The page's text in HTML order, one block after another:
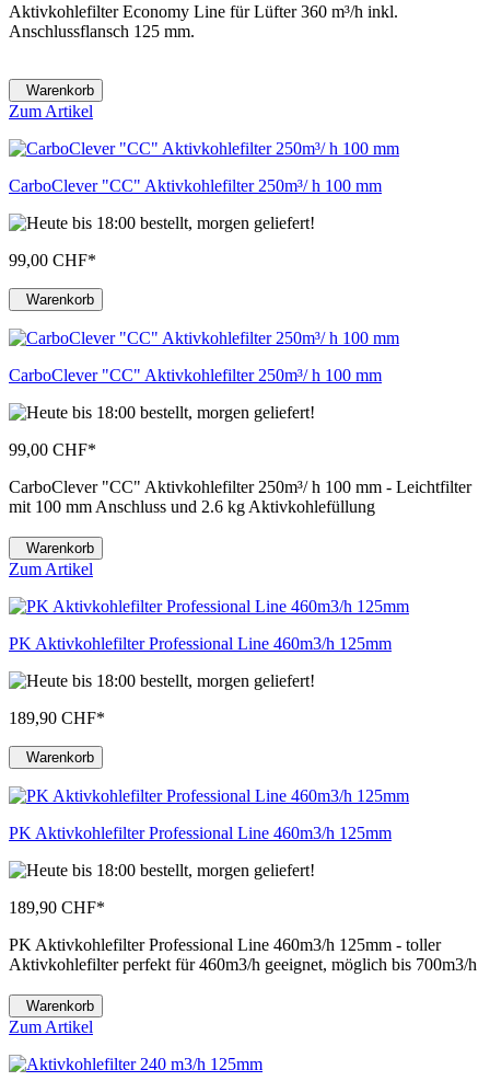
Aktivkohlefilter Economy Line für Lüfter 360 m³/h inkl.
Anschlussflansch 125 mm.
Warenkorb
Zum Artikel
CarboClever "CC" Aktivkohlefilter 250m³/ h 100 mm
99,00 CHF*
Warenkorb
CarboClever "CC" Aktivkohlefilter 250m³/ h 100 mm
99,00 CHF*
CarboClever "CC" Aktivkohlefilter 250m³/ h 100 mm - Leichtfilter
mit 100 mm Anschluss und 2.6 kg Aktivkohlefüllung
Warenkorb
Zum Artikel
PK Aktivkohlefilter Professional Line 460m3/h 125mm
189,90 CHF*
Warenkorb
PK Aktivkohlefilter Professional Line 460m3/h 125mm
189,90 CHF*
PK Aktivkohlefilter Professional Line 460m3/h 125mm - toller
Aktivkohlefilter perfekt für 460m3/h geeignet, möglich bis 700m3/h
Warenkorb
Zum Artikel